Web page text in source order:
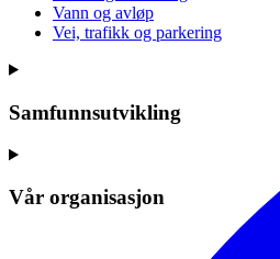
Vann og avløp
Vei, trafikk og parkering
Samfunnsutvikling
Vår organisasjon